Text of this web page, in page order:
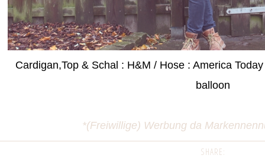
Cardigan,Top & Schal : H&M / Hose : America
balloon
*(Freiwillige) Werbung da
SHARE: